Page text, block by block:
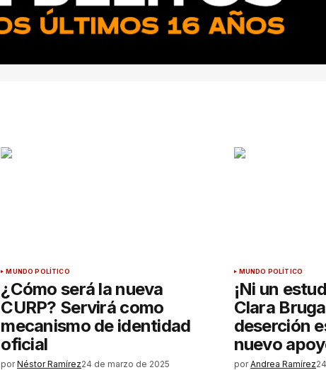
MUNDO POLÍTICO
¿Cómo será la nueva
CURP? Servirá como
mecanismo de identidad
oficial
por Néstor Ramírez24 de marzo de 2025
MUNDO POLÍTICO
¡Ni un
Clara
deserción
nuevo
por Andrea Ramírez